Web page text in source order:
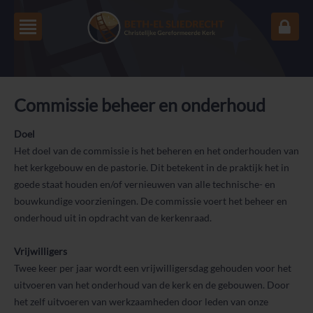
Commissie beheer en onderhoud
Doel
Het doel van de commissie is het beheren en het onderhouden van
het kerkgebouw en de pastorie. Dit betekent in de praktijk het in
goede staat houden en/of vernieuwen van alle technische- en
bouwkundige voorzieningen. De commissie voert het beheer en
onderhoud uit in opdracht van de kerkenraad.
Vrijwilligers
Twee keer per jaar wordt een vrijwilligersdag gehouden voor het
uitvoeren van het onderhoud van de kerk en de gebouwen. Door
het zelf uitvoeren van werkzaamheden door leden van onze